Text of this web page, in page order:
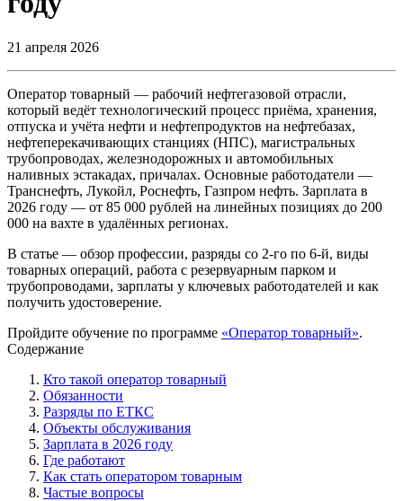
21 апреля 2026
Оператор товарный — рабочий нефтегазовой отрасли,
который ведёт технологический процесс приёма, хранения,
отпуска и учёта нефти и нефтепродуктов на нефтебазах,
нефтеперекачивающих станциях (НПС), магистральных
трубопроводах, железнодорожных и автомобильных
наливных эстакадах, причалах. Основные работодатели —
Транснефть, Лукойл, Роснефть, Газпром нефть. Зарплата в
2026 году — от 85 000 рублей на линейных позициях до 200
000 на вахте в удалённых регионах.
В статье — обзор профессии, разряды со 2-го по 6-й, виды
товарных операций, работа с резервуарным парком и
трубопроводами, зарплаты у ключевых работодателей и как
получить удостоверение.
Пройдите обучение по программе «Оператор товарный».
Содержание
Кто такой оператор товарный
Обязанности
Разряды по ЕТКС
Объекты обслуживания
Зарплата в 2026 году
Где работают
Как стать оператором товарным
Частые вопросы